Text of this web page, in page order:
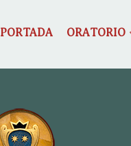
PORTADA ORATORIO